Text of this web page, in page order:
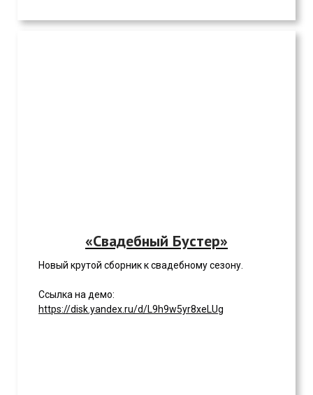
«Свадебный Бустер»
Новый крутой сборник к свадебному сезону.
Ссылка на демо:
https://disk.yandex.ru/d/L9h9w5yr8xeLUg